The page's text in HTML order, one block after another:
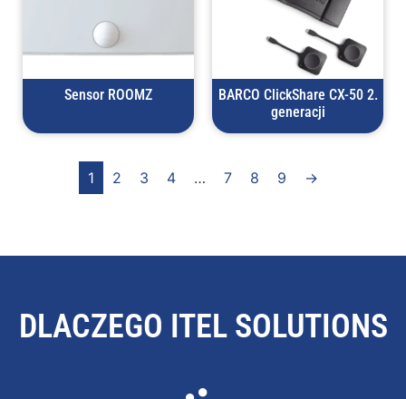
Sensor ROOMZ
BARCO ClickShare CX-50 2.
generacji
1 2 3 4 … 7 8 9 →
DLACZEGO ITEL SOLUTIONS